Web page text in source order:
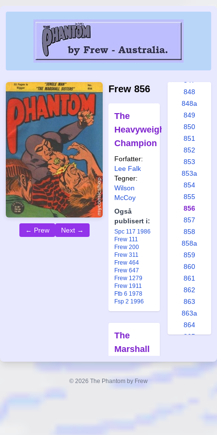
← Prew Next →
Frew 856
The
Heavyweight
Champion
Forfatter:
Lee Falk
Tegner:
Wilson
McCoy
Også
publisert i:
Spc 117 1986
Frew 111
Frew 200
Frew 311
Frew 464
Frew 647
Frew 1279
Frew 1911
Ftb 6 1978
Fsp 2 1996
The
Marshall
Sisters
Forfatter:
Lee Falk
841
848
848a
849
850
851
852
853
853a
854
855
856
857
858
858a
859
860
861
862
863
863a
864
865
© 2026 The Phantom by Frew